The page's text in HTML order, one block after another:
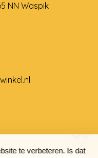
te verbeteren. Is dat
NN Waspik